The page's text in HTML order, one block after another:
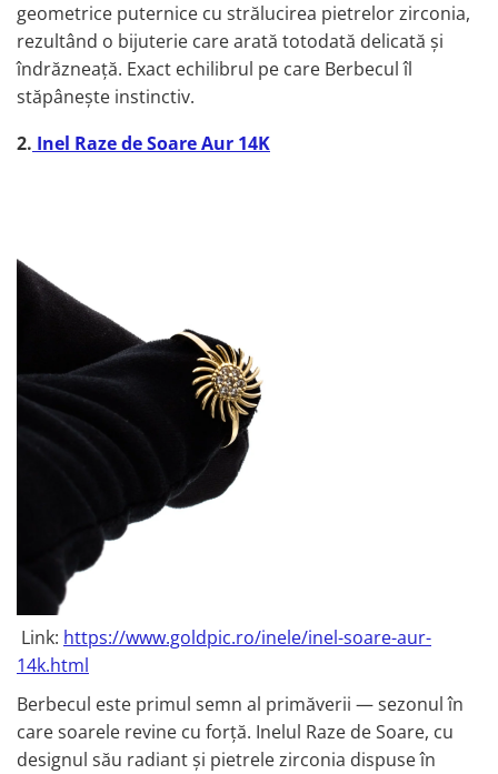
geometrice puternice cu strălucirea pietrelor zirconia,
rezultând o bijuterie care arată totodată delicată și
îndrăzneață. Exact echilibrul pe care Berbecul îl
stăpânește instinctiv.
2. Inel Raze de Soare Aur 14K
Link: https://www.goldpic.ro/inele/inel-soare-aur-
14k.html
Berbecul este primul semn al primăverii — sezonul în
care soarele revine cu forță. Inelul Raze de Soare, cu
designul său radiant și pietrele zirconia dispuse în